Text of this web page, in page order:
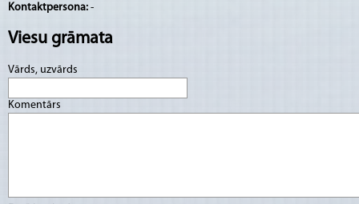
Kontaktpersona: -
Viesu grāmata
Vārds, uzvārds
Komentārs